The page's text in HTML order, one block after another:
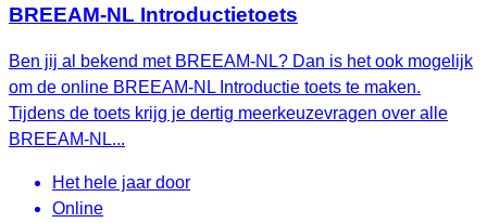
BREEAM-NL Introductietoets
Ben jij al bekend met BREEAM-NL? Dan is het ook mogelijk
om de online BREEAM-NL Introductie toets te maken.
Tijdens de toets krijg je dertig meerkeuzevragen over alle
BREEAM-NL...
Het hele jaar door
Online